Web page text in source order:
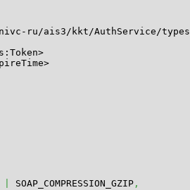
ru/ais3/kkt/AuthService/
SOAP_COMPRESSION_GZIP ,